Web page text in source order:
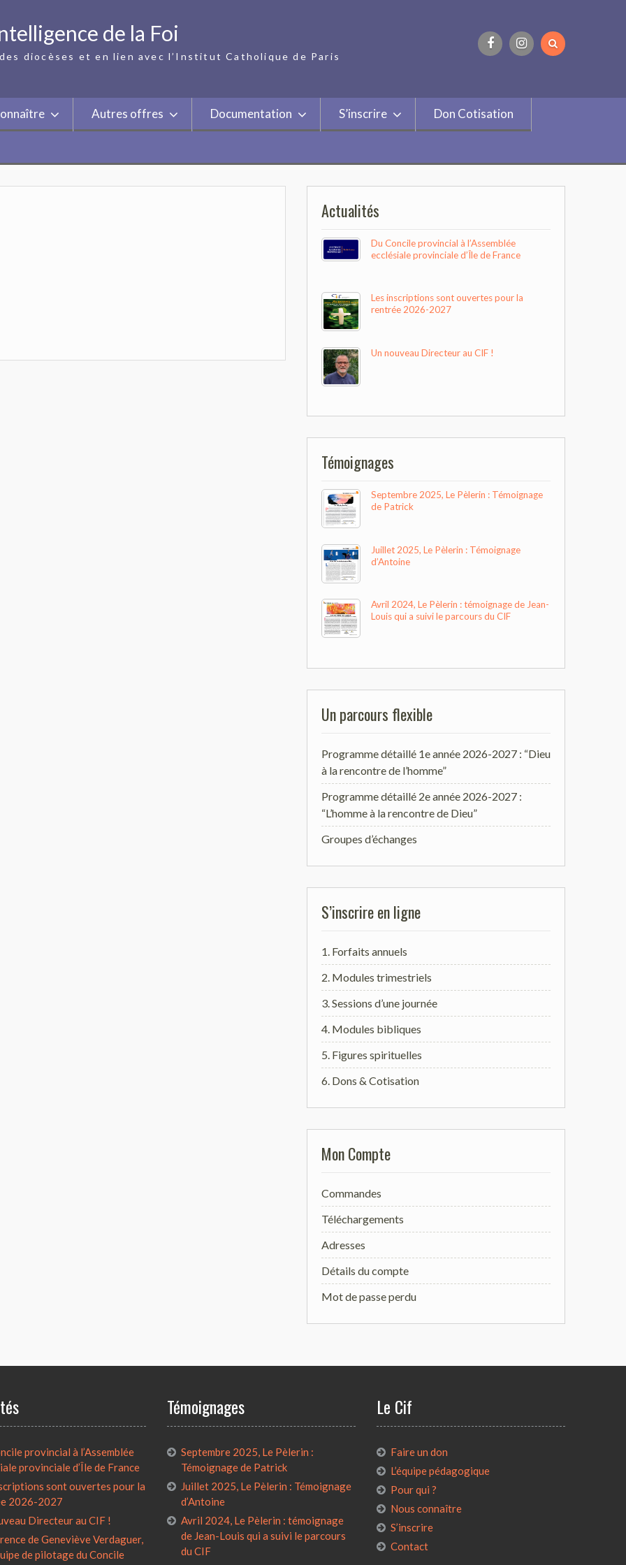
de la Foi
diocèses et en lien avec l’Institut Catholique de Paris
Autres offres Documentation S’inscrire Don Cotisation
Actualités
Du Concile provincial à l’Assemblée
ecclésiale provinciale d’Île de France
Les inscriptions sont ouvertes pour la
rentrée 2026-2027
Un nouveau Directeur au CIF !
Témoignages
Septembre 2025, Le Pèlerin : Témoignage
de Patrick
Juillet 2025, Le Pèlerin : Témoignage
d’Antoine
Avril 2024, Le Pèlerin : témoignage de Jean-
Louis qui a suivi le parcours du CIF
Un parcours flexible
Programme détaillé 1e année 2026-2027 : “Dieu
à la rencontre de l’homme”
Programme détaillé 2e année 2026-2027 :
“L’homme à la rencontre de Dieu”
Groupes d’échanges
S’inscrire en ligne
1. Forfaits annuels
2. Modules trimestriels
3. Sessions d’une journée
4. Modules bibliques
5. Figures spirituelles
6. Dons & Cotisation
Mon Compte
Commandes
Téléchargements
Adresses
Détails du compte
Mot de passe perdu
provincial à l’Assemblée
provinciale d’Île de France
sont ouvertes pour la
2026-2027
Directeur au CIF !
de Geneviève Verdaguer,
de pilotage du Concile
Témoignages
Septembre 2025, Le Pèlerin :
Témoignage de Patrick
Juillet 2025, Le Pèlerin : Témoignage
d’Antoine
Avril 2024, Le Pèlerin : témoignage
de Jean-Louis qui a suivi le parcours
du CIF
Le Cif
Faire un don
L’équipe pédagogique
Pour qui ?
Nous connaître
S’inscrire
Contact